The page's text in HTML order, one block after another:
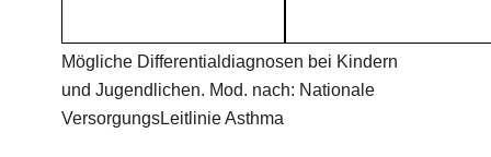
Mögliche Differentialdiagnosen bei Kindern
und Jugendlichen. Mod. nach: Nationale
VersorgungsLeitlinie Asthma